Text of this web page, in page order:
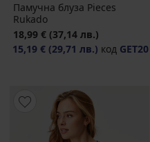
Памучна блуза Pieces
Rukado
18,99 € (37,14 лв.)
15,19 € (29,71 лв.) код GET20